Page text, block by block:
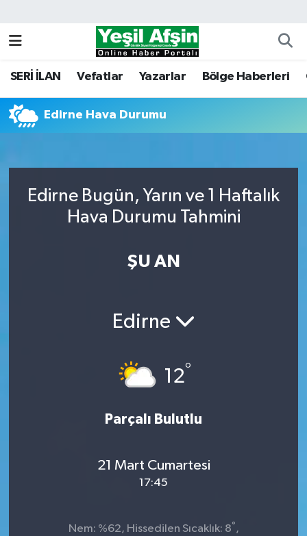
SERİ İLAN Vefatlar Yazarlar Bölge Haberleri
Edirne Hava Durumu
Edirne Bugün, Yarın ve 1 Haftalık
Hava Durumu Tahmini
ŞU AN
Edirne
12°
Parçalı Bulutlu
21 Mart Cumartesi
17:45
Nem: %62, Hissedilen Sıcaklık: 8°,
Kahramanmaraş Nöbetçi Eczaneler
Kahramanmaraş Namaz Vakitleri
Süper Lig Puan Durumu ve Fikstür
Tüm Manşetler
Son Dakika Haberleri